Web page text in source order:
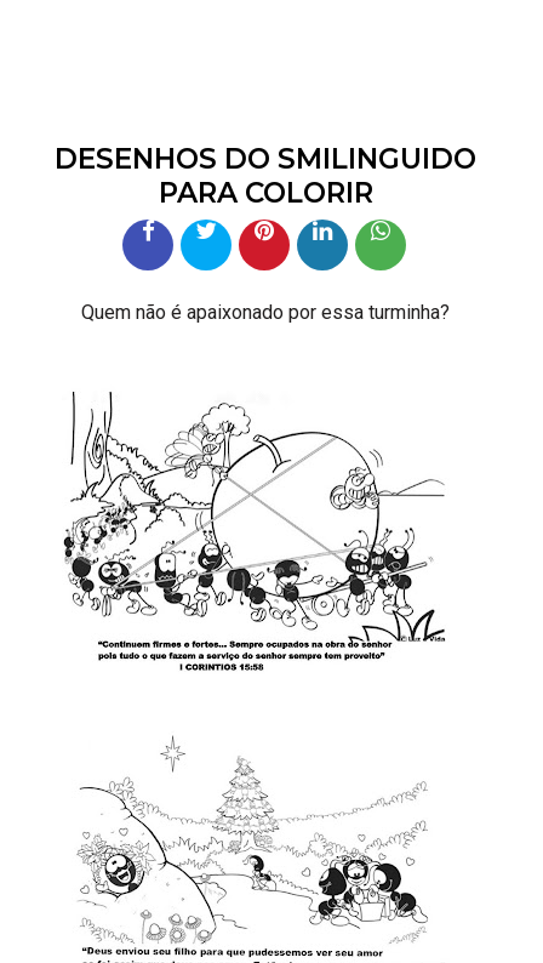
DESENHOS DO SMILINGUIDO
PARA COLORIR
Quem não é apaixonado por essa turminha?